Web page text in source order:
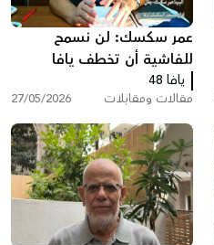
عمر سكسك: لن نسمح
للفاشية أن تخطف يافا
وأحلام أولادنا
يافا 48
مقالات ومقابلات 27/05/2026